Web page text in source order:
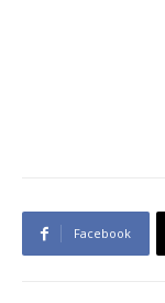
Facebook